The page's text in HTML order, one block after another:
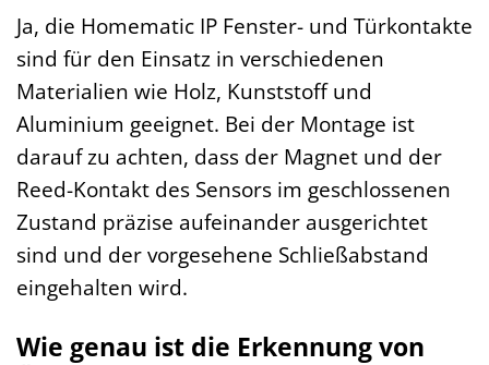
Ja, die Homematic IP Fenster- und Türkontakte
sind für den Einsatz in verschiedenen
Materialien wie Holz, Kunststoff und
Aluminium geeignet. Bei der Montage ist
darauf zu achten, dass der Magnet und der
Reed-Kontakt des Sensors im geschlossenen
Zustand präzise aufeinander ausgerichtet
sind und der vorgesehene Schließabstand
eingehalten wird.
Wie genau ist die Erkennung von